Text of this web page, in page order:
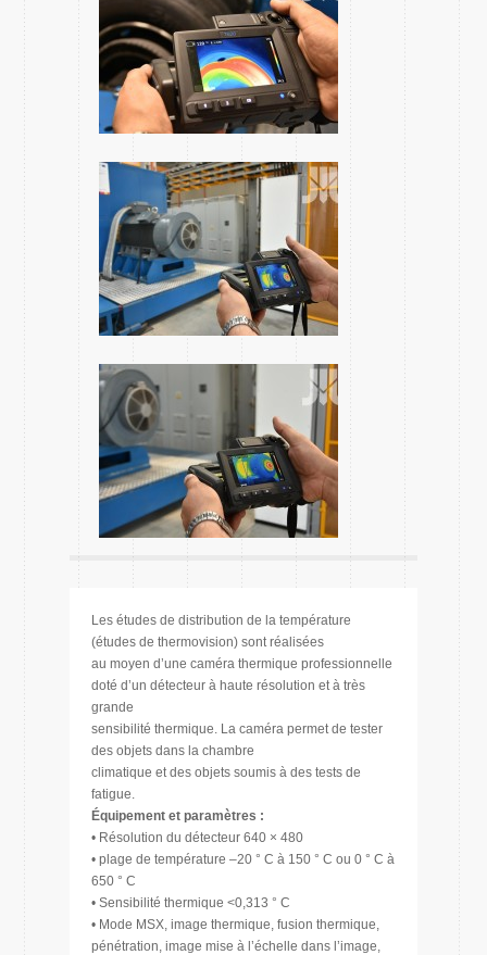
Les études de distribution de la température
(études de thermovision) sont réalisées
au moyen d’une caméra thermique professionnelle
doté d’un détecteur à haute résolution et à très
grande
sensibilité thermique. La caméra permet de tester
des objets dans la chambre
climatique et des objets soumis à des tests de
fatigue.
Équipement et paramètres :
• Résolution du détecteur 640 × 480
• plage de température –20 ° C à 150 ° C ou 0 ° C à
650 ° C
• Sensibilité thermique <0,313 ° C
• Mode MSX, image thermique, fusion thermique,
pénétration, image mise à l’échelle dans l’image,